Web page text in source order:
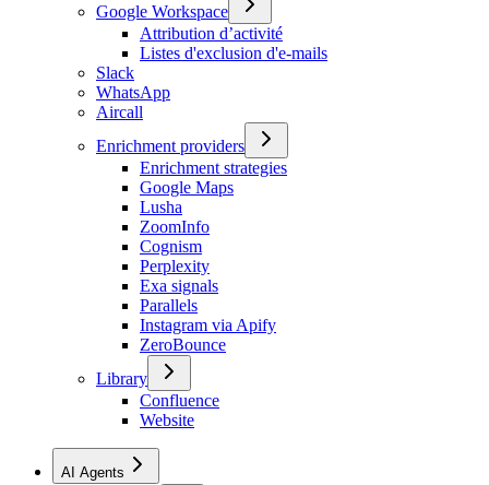
Google Workspace
Attribution d’activité
Listes d'exclusion d'e-mails
Slack
WhatsApp
Aircall
Enrichment providers
Enrichment strategies
Google Maps
Lusha
ZoomInfo
Cognism
Perplexity
Exa signals
Parallels
Instagram via Apify
ZeroBounce
Library
Confluence
Website
AI Agents